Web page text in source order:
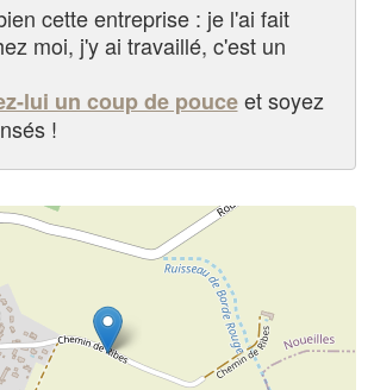
cette entreprise : je l'ai fait
moi, j'y ai travaillé, c'est un
lui un coup de pouceet soyez
!